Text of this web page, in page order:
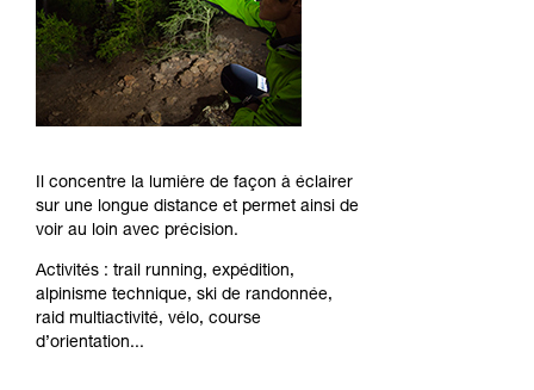
Il concentre la lumière de façon à éclairer
sur une longue distance et permet ainsi de
voir au loin avec précision.
Activités : trail running, expédition,
alpinisme technique, ski de randonnée,
raid multiactivité, vélo, course
d’orientation...